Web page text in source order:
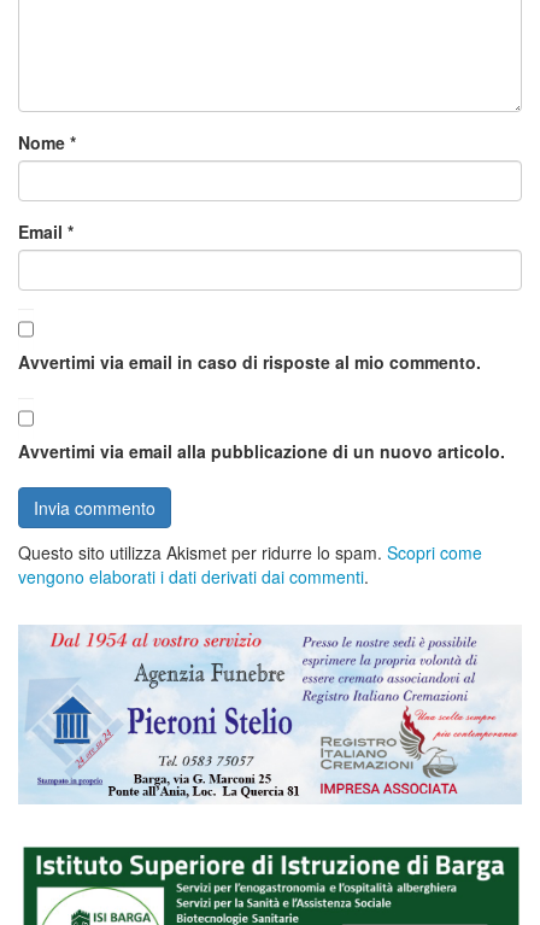
Nome *
Email *
Avvertimi via email in caso di risposte al mio commento.
Avvertimi via email alla pubblicazione di un nuovo articolo.
Questo sito utilizza Akismet per ridurre lo spam. Scopri come
vengono elaborati i dati derivati dai commenti.